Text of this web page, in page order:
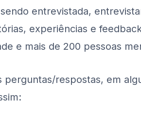
entrevistada,
experiências e
e mais de 200 pessoas
perguntas/respostas, em